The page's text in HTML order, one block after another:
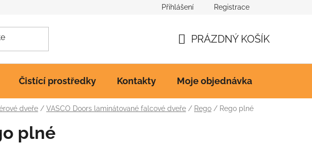
Přihlášení Registrace
KOŠÍK
PRÁZDNÝ KOŠÍK
Čistící prostředky Kontakty Moje objednávka
dveře / VASCO Doors laminátované falcové dveře / Rego / Rego plné
plné